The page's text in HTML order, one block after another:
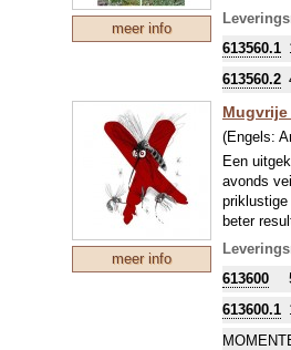
meer info
recht.
613560.1
613560.2
meer info
(Engels:
Een
avonds
beter
nuttig
Het
Anethum
Monarda
613600
613600.1